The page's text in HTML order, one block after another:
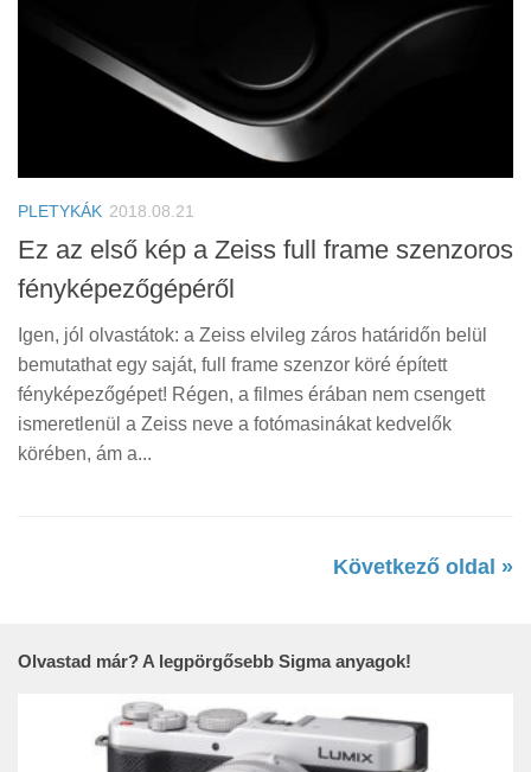
PLETYKÁK 2018.08.21
Ez az első kép a Zeiss full frame szenzoros
fényképezőgépéről
Igen, jól olvastátok: a Zeiss elvileg záros határidőn belül
bemutathat egy saját, full frame szenzor köré épített
fényképezőgépet! Régen, a filmes érában nem csengett
ismeretlenül a Zeiss neve a fotómasinákat kedvelők
körében, ám a...
Következő oldal »
Olvastad már? A legpörgősebb Sigma anyagok!